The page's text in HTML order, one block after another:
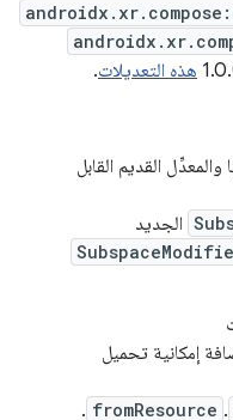
هذه التعديلات.
والمعدِّل القديم القابل
الجديد
إمكانية تحميل
.
fromResource
.